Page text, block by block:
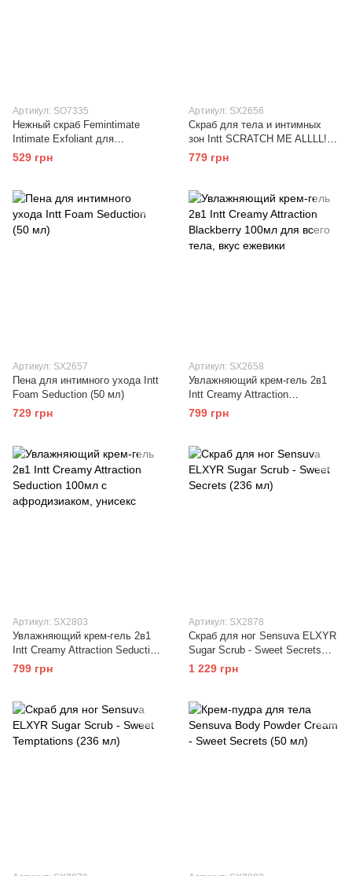
Артикул: SO7335
Нежный скраб Femintimate
Intimate Exfoliant для
подготовки кожи к эпиляции
воском (50 мл)
529 грн
Артикул: SX2656
Скраб для тела и интимных
зон Intt SCRATCH ME ALLLL!
(100 мл)
779 грн
Артикул: SX2657
Пена для интимного ухода Intt
Foam Seduction (50 мл)
729 грн
Артикул: SX2658
Увлажняющий крем-гель 2в1
Intt Creamy Attraction
Blackberry 100мл для всего
тела, вкус ежевики
799 грн
Артикул: SX2803
Увлажняющий крем-гель 2в1
Intt Creamy Attraction Seduction
100мл с афродизиаком,
унисекс
799 грн
Артикул: SX2878
Скраб для ног Sensuva ELXYR
Sugar Scrub - Sweet Secrets
(236 мл)
1 229 грн